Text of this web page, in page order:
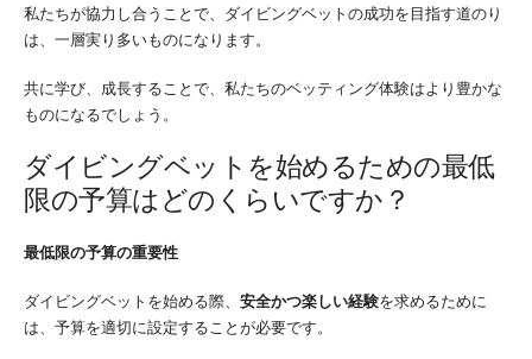
私たちが協力し合うことで、ダイビングベットの成功を目指す道のり
は、一層実り多いものになります。
共に学び、成長することで、私たちのベッティング体験はより豊かな
ものになるでしょう。
ダイビングベットを始めるための最低
限の予算はどのくらいですか？
最低限の予算の重要性
ダイビングベットを始める際、 安全かつ楽しい経験を求めるために
は、予算を適切に設定することが必要です。